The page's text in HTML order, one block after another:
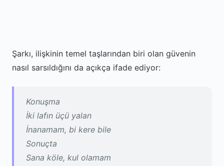
Şarkı, ilişkinin temel taşlarından biri olan güvenin
nasıl sarsıldığını da açıkça ifade ediyor:
Konuşma
İki lafın üçü yalan
İnanamam, bi kere bile
Sonuçta
Sana köle, kul olamam